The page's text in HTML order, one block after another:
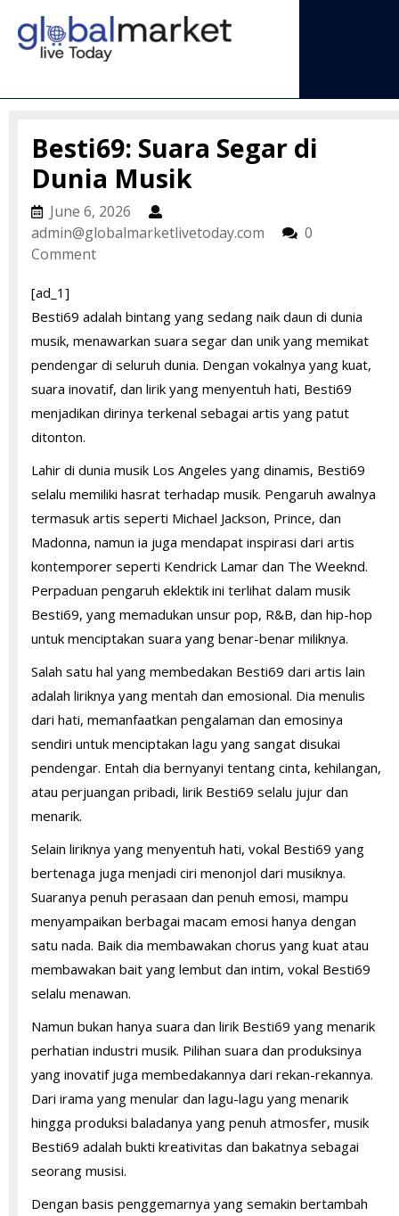
content
Menu
Besti69: Suara Segar di
Dunia Musik
June 6, 2026 June
6,
admin@globalmarketlivetoday.com
0
Comment
[ad_1]
Besti69 adalah bintang yang sedang naik daun di dunia
musik, menawarkan suara segar dan unik yang memikat
pendengar di seluruh dunia. Dengan vokalnya yang kuat,
suara inovatif, dan lirik yang menyentuh hati, Besti69
menjadikan dirinya terkenal sebagai artis yang patut
ditonton.
Lahir di dunia musik Los Angeles yang dinamis, Besti69
selalu memiliki hasrat terhadap musik. Pengaruh awalnya
termasuk artis seperti Michael Jackson, Prince, dan
Madonna, namun ia juga mendapat inspirasi dari artis
kontemporer seperti Kendrick Lamar dan The Weeknd.
Perpaduan pengaruh eklektik ini terlihat dalam musik
Besti69, yang memadukan unsur pop, R&B, dan hip-hop
untuk menciptakan suara yang benar-benar miliknya.
Salah satu hal yang membedakan Besti69 dari artis lain
adalah liriknya yang mentah dan emosional. Dia menulis
dari hati, memanfaatkan pengalaman dan emosinya
sendiri untuk menciptakan lagu yang sangat disukai
pendengar. Entah dia bernyanyi tentang cinta, kehilangan,
atau perjuangan pribadi, lirik Besti69 selalu jujur ​​dan
menarik.
Selain liriknya yang menyentuh hati, vokal Besti69 yang
bertenaga juga menjadi ciri menonjol dari musiknya.
Suaranya penuh perasaan dan penuh emosi, mampu
menyampaikan berbagai macam emosi hanya dengan
satu nada. Baik dia membawakan chorus yang kuat atau
membawakan bait yang lembut dan intim, vokal Besti69
selalu menawan.
Namun bukan hanya suara dan lirik Besti69 yang menarik
perhatian industri musik. Pilihan suara dan produksinya
yang inovatif juga membedakannya dari rekan-rekannya.
Dari irama yang menular dan lagu-lagu yang menarik
hingga produksi baladanya yang penuh atmosfer, musik
Besti69 adalah bukti kreativitas dan bakatnya sebagai
seorang musisi.
Dengan basis penggemarnya yang semakin bertambah